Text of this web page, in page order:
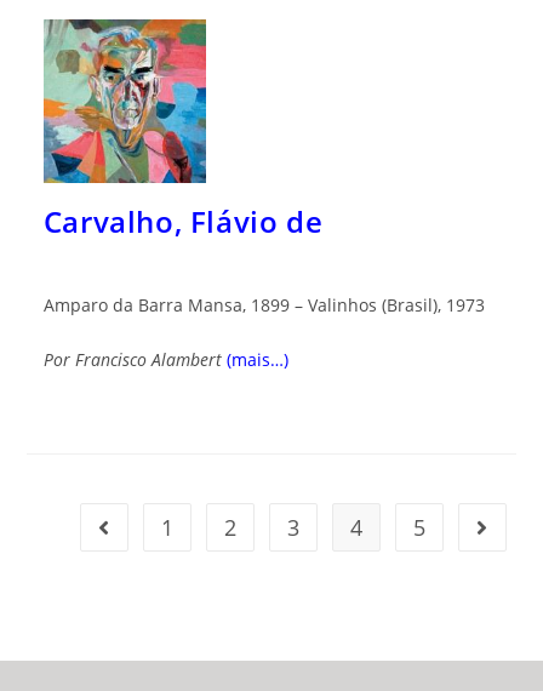
Carvalho, Flávio de
Amparo da Barra Mansa, 1899 – Valinhos (Brasil), 1973
Por Francisco Alambert (mais…)
1 2 3 4 5